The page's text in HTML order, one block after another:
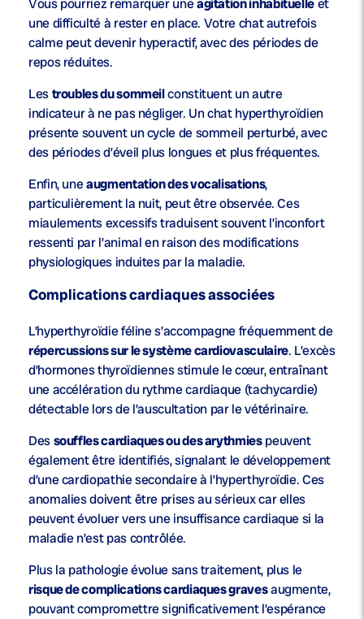
Vous pourriez remarquer uneagitation inhabituelleet
une difficulté à rester en place. Votre chat autrefois
calme peut devenir hyperactif, avec des périodes de
repos réduites.
Lestroubles du sommeilconstituent un autre
indicateur à ne pas négliger. Un chat hyperthyroïdien
présente souvent un cycle de sommeil perturbé, avec
des périodes d’éveil plus longues et plus fréquentes.
Enfin, uneaugmentation des vocalisations,
particulièrement la nuit, peut être observée. Ces
miaulements excessifs traduisent souvent l’inconfort
ressenti par l’animal en raison des modifications
physiologiques induites par la maladie.
Complications cardiaques associées
L’hyperthyroïdie féline s’accompagne fréquemment de
répercussions sur le système cardiovasculaire. L’excès
d’hormones thyroïdiennes stimule le cœur, entraînant
une accélération du rythme cardiaque (tachycardie)
détectable lors de l’auscultation par le vétérinaire.
Dessouffles cardiaques ou des arythmiespeuvent
également être identifiés, signalant le développement
d’une cardiopathie secondaire à l’hyperthyroïdie. Ces
anomalies doivent être prises au sérieux car elles
peuvent évoluer vers une insuffisance cardiaque si la
maladie n’est pas contrôlée.
Plus la pathologie évolue sans traitement, plus le
risque de complications cardiaques gravesaugmente,
pouvant compromettre significativement l’espérance